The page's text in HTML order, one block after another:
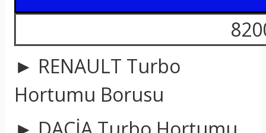
► RENAULT Turbo
Hortumu Borusu